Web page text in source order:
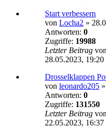
Start verbessern
von Locha2 »
Antworten: 0
Zugriffe: 19988
Letzter Beitrag von
28.05.2023, 19:20
Drosselklappen
von leonardo205 »
Antworten: 0
Zugriffe: 131550
Letzter Beitrag von
22.05.2023, 16:37